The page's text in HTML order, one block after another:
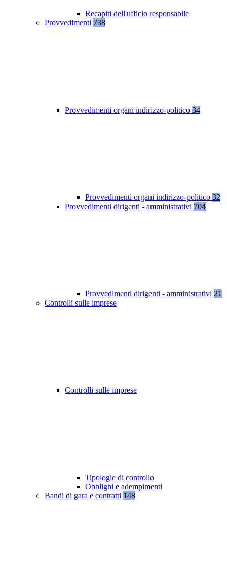
Recapiti dell'ufficio responsabile
Provvedimenti 738
Provvedimenti organi indirizzo-politico 34
Provvedimenti organi indirizzo-politico 32
Provvedimenti dirigenti - amministrativi 704
Provvedimenti dirigenti - amministrativi 21
Controlli sulle imprese
Controlli sulle imprese
Tipologie di controllo
Obblighi e adempimenti
Bandi di gara e contratti 148